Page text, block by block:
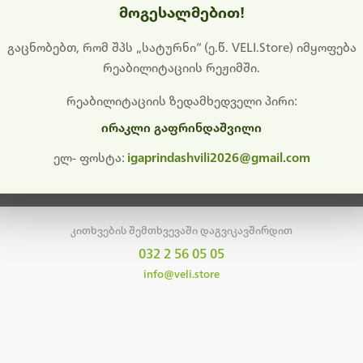
გიხდით შეფერხებისთვის. ამჟამად მიმდინარეობს
განახლება და ტექნიკური სამუშაოები.
მალე ისევ ხელმისაწვდომი იქნება. გმადლობთ მოთმინებისთვის!
მთავარ გვერდზე დაბრუნება
კითხვების შემთხვევაში დაგვიკავშირდით
032 2 56 05 05
info@veli.store
მოგესალმებით!
გაცნობებთ, რომ შპს „სატურნი“ (ე.წ. VELI.Store) იმყოფება
რეაბილიტაციის რეჟიმში.
რეაბილიტაციის ზედამხედველი პირი:
ირაკლი გაფრინდაშვილი
ელ- ფოსტა: igaprindashvili2026@gmail.com